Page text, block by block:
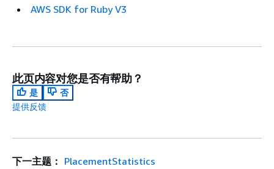
AWS SDK for Ruby V3
此页内容对您是否有帮助？
是
否
提供反馈
下一主题： PlacementStatistics